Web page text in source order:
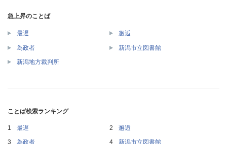
急上昇のことば
最遅 邂逅
為政者 新潟市立図書館
新潟地方裁判所
ことば検索ランキング
最遅
邂逅
為政者
新潟市立図書館